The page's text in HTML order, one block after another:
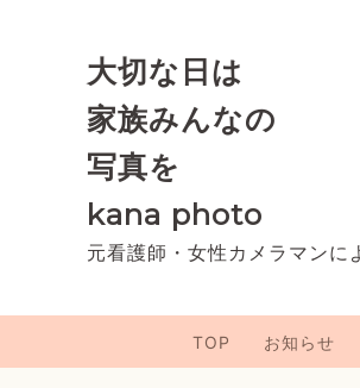
大切な日は
家族みんなの
写真を
kana photo
元看護師・女性カメラマンに
TOP お知らせ